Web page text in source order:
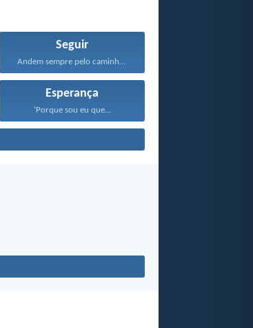
Seguir
Andem sempre pelo caminho...
Esperança
‘Porque sou eu que...